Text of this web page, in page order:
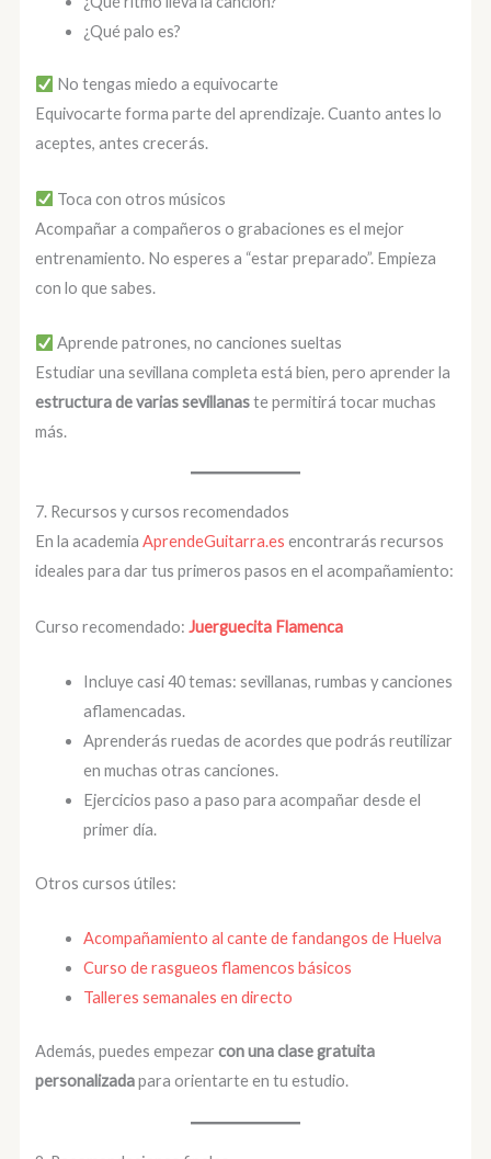
¿Qué palo es?
No tengas miedo a equivocarte
Equivocarte forma parte del aprendizaje. Cuanto antes lo
aceptes, antes crecerás.
Toca con otros músicos
Acompañar a compañeros o grabaciones es el mejor
entrenamiento. No esperes a “estar preparado”. Empieza
con lo que sabes.
Aprende patrones, no canciones sueltas
Estudiar una sevillana completa está bien, pero aprender la
estructura de varias sevillanaste permitirá tocar muchas
más.
7. Recursos y cursos recomendados
En la academiaAprendeGuitarra.es encontrarás recursos
ideales para dar tus primeros pasos en el acompañamiento:
Curso recomendado:Juerguecita Flamenca
Incluye casi 40 temas: sevillanas, rumbas y canciones
aflamencadas.
Aprenderás ruedas de acordes que podrás reutilizar
en muchas otras canciones.
Ejercicios paso a paso para acompañar desde el
primer día.
Otros cursos útiles:
Acompañamiento al cante de fandangos de Huelva
Curso de rasgueos flamencos básicos
Talleres semanales en directo
Además, puedes empezarcon una clase gratuita
personalizadapara orientarte en tu estudio.